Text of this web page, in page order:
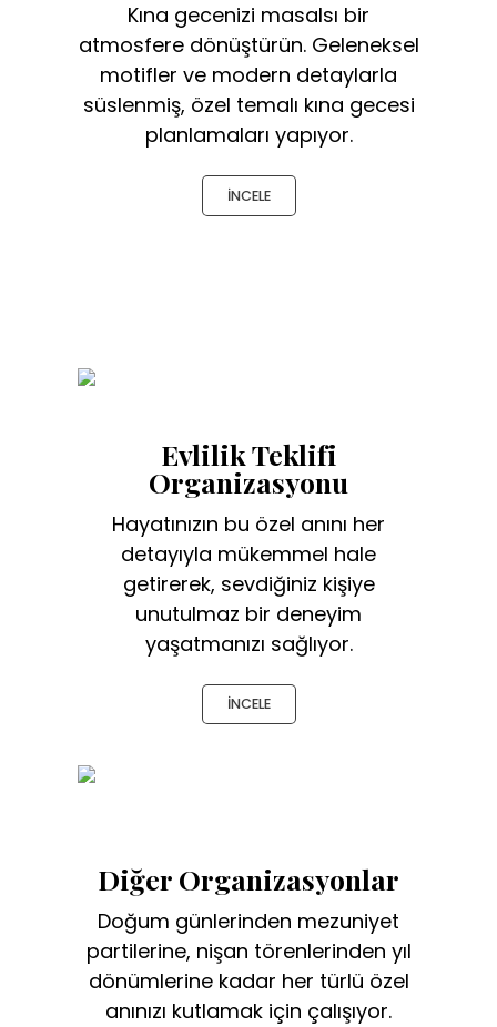
Kına gecenizi masalsı bir
atmosfere dönüştürün. Geleneksel
motifler ve modern detaylarla
süslenmiş, özel temalı kına gecesi
planlamaları yapıyor.
İNCELE
Evlilik Teklifi
Organizasyonu
Hayatınızın bu özel anını her
detayıyla mükemmel hale
getirerek, sevdiğiniz kişiye
unutulmaz bir deneyim
yaşatmanızı sağlıyor.
İNCELE
Diğer Organizasyonlar
Doğum günlerinden mezuniyet
partilerine, nişan törenlerinden yıl
dönümlerine kadar her türlü özel
anınızı kutlamak için çalışıyor.